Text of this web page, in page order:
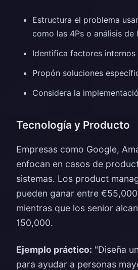
Estructura el problema
como las 4Ps o análisis de
Identifica factores
Propón soluciones
Considera la
Tecnología y Producto
Empresas como Google,
enfocan en casos de
sistemas. Los product
pueden ganar entre
mientras que los senior
150,000.
Ejemplo práctico: "Diseña
para ayudar a personas